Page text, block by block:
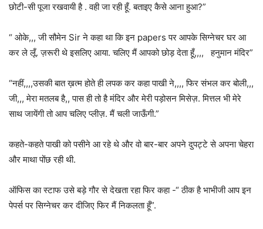
छोटी-सी पूजा रखवायी है . वही जा रही हूँ. बताइए कैसे आना हुआ?”
“ ओके,,, जी सौमेन Sir ने कहा था कि इन papers पर आपके सिग्नेचर घर आ
कर ले लूँ. ज़रूरी थे इसलिए आया. चलिए मैं आपको छोड़ देता हूँ,,,, हनुमान मंदिर”
“नहीं,,,,उसकी बात ख़त्म होते ही लपक कर कहा पाखी ने,,,, फिर संभल कर बोली,,,
जी,,, मेरा मतलब है,, पास ही तो है मंदिर और मेरी पड़ोसन मिसेज़. मित्तल भी मेरे
साथ जायेंगी तो आप चलिए प्लीज़. मैं चली जाऊँगी.”
कहते-कहते पाखी को पसीने आ रहे थे और वो बार-बार अपने दुपट्टे से अपना चेहरा
और माथा पोंछ रही थी.
ऑफिस का स्टाफ उसे बड़े गौर से देखता रहा फिर कहा -“ ठीक है भाभीजी आप इन
पेपर्स पर सिग्नेचर कर दीजिए फिर मैं निकलता हूँ”.